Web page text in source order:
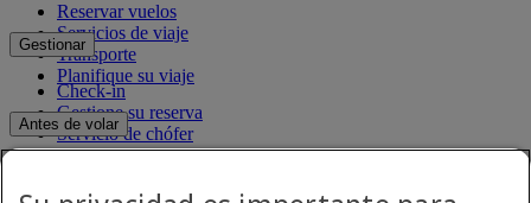
Reservar vuelos
Servicios de viaje
Transporte
Planifique su viaje
Gestionar
Check-in
Gestione su reserva
Servicio de chófer
Estado del vuelo
Antes de volar
Información sobre visado y pasaporte